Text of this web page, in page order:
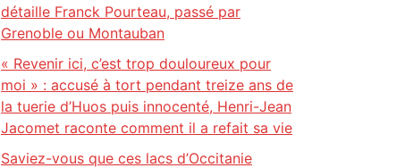
détaille Franck Pourteau, passé par
Grenoble ou Montauban
« Revenir ici, c’est trop douloureux pour
moi » : accusé à tort pendant treize ans de
la tuerie d’Huos puis innocenté, Henri-Jean
Jacomet raconte comment il a refait sa vie
Saviez-vous que ces lacs d’Occitanie